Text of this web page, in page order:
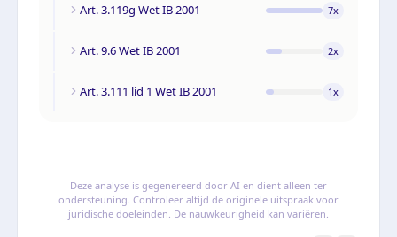
Art. 3.119g Wet IB 2001 7x
Art. 9.6 Wet IB 2001 2x
Art. 3.111 lid 1 Wet IB 2001 1x
Deze analyse is gegenereerd door AI en dient alleen ter
ondersteuning. Controleer altijd de originele uitspraak voor
juridische doeleinden. De nauwkeurigheid kan variëren.